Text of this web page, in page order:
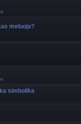
meluoja?
simbolika